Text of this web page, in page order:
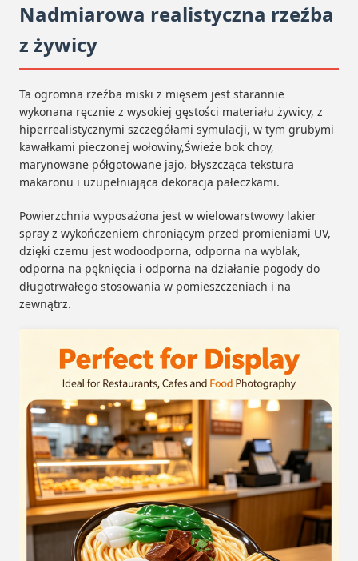
Nadmiarowa realistyczna rzeźba
z żywicy
Ta ogromna rzeźba miski z mięsem jest starannie
wykonana ręcznie z wysokiej gęstości materiału żywicy, z
hiperrealistycznymi szczegółami symulacji, w tym grubymi
kawałkami pieczonej wołowiny,Świeże bok choy,
marynowane półgotowane jajo, błyszcząca tekstura
makaronu i uzupełniająca dekoracja pałeczkami.
Powierzchnia wyposażona jest w wielowarstwowy lakier
spray z wykończeniem chroniącym przed promieniami UV,
dzięki czemu jest wodoodporna, odporna na wyblak,
odporna na pęknięcia i odporna na działanie pogody do
długotrwałego stosowania w pomieszczeniach i na
zewnątrz.